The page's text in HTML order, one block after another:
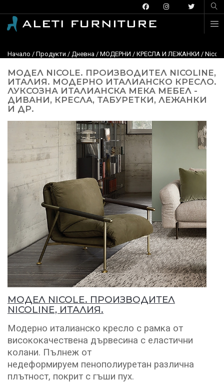
Начало / Продукти / Дневна / МОДЕРНИ / КРЕСЛА И ЛЕЖАНКИ /
МОДЕЛ NICOLE. ПРОИЗВОДИТЕЛ NICOLINE,
ИТАЛИЯ. МОДЕРНО ИТАЛИАНСКО КРЕСЛО.
ЛУКСОЗНА ИТАЛИАНСКА МЕКА МЕБЕЛ -
ДИВАНИ, КРЕСЛА, ТАБУРЕТКИ, ЛЕЖАНКИ
И ДР.
МОДЕЛ NICOLE. ПРОИЗВОДИТЕЛ
NICOLINE, ИТАЛИЯ.
Модерно италианско кресло с рамка от
висококачествена дървесина с еластични
колани. Пълнеж от
недеформируем пенополиуретан различна
плътност, покрит с гъши пух.